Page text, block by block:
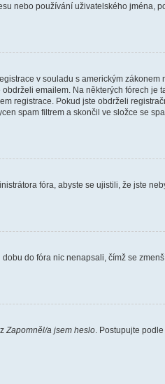
nebo používání uživatelského jména,
v souladu s americkým zákonem
emailem. Na některých fórech je
registrace. Pokud jste obdrželi
spam filtrem a skončil ve složce se
fóra, abyste se ujistili, že jste
do fóra nic nenapsali, čímž se
Zapomněl/a jsem heslo . Postupujte